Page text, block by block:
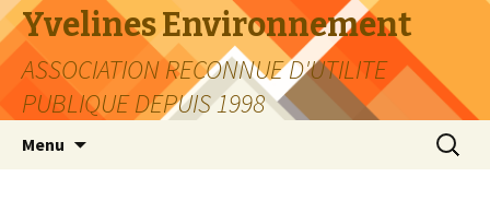
Yvelines Environnement
ASSOCIATION RECONNUE D'UTILITE
PUBLIQUE DEPUIS 1998
Menu